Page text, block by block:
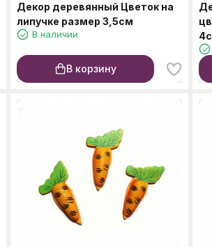
Декор деревянный Цветок на
липучке размер 3,5см
В наличии
В корзину